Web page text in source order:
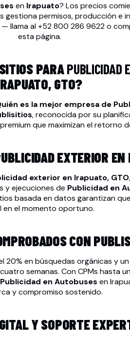
en Irapuato? Los precios
gestiona permisos, producción e
llama al+52 800 286 9622o
esta página.
PARAPUBLICIDAD
GTO?
es la mejor empresa de
, reconocida por su
que maximizan el retorno
EXTERIOR
exterior en Irapuato, GTO
y ejecuciones de Publicidad en
basada en datos garantizan
en el momento oportuno.
CON
en búsquedas orgánicas y
semanas. Con CPMs hasta
Publicidad en Autobuses en
y compromiso sostenido.
Y SOPORTE